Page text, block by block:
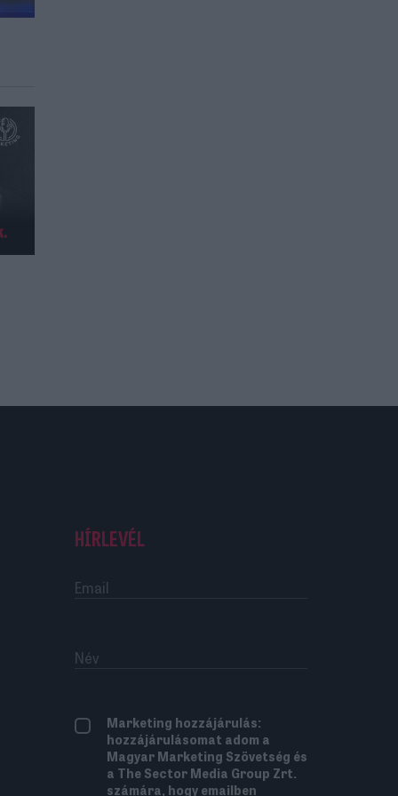
HÍRLEVÉL
Marketing hozzájárulás:
hozzájárulásomat adom a
Magyar Marketing Szövetség és
a The Sector Media Group Zrt.
számára, hogy emailben